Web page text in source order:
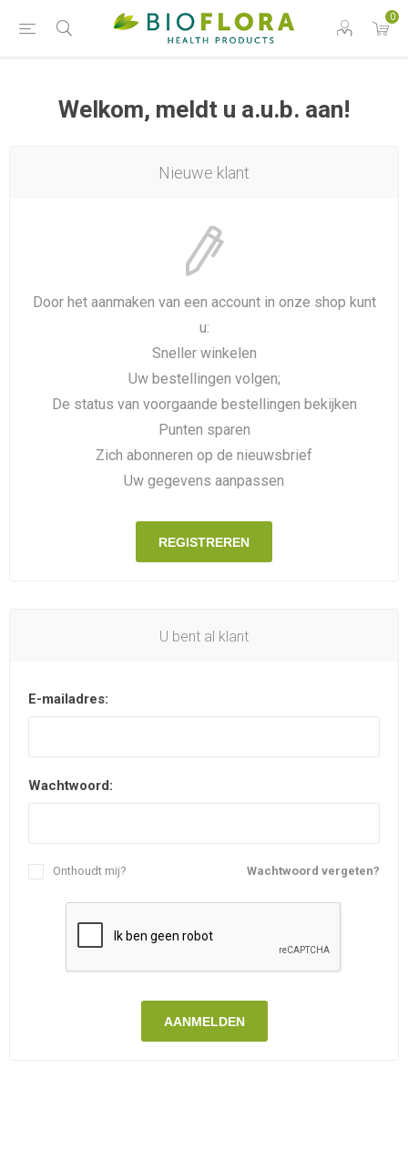
0
Welkom, meldt u a.u.b. aan!
Nieuwe klant
Door het aanmaken van een account in onze shop kunt
u:
Sneller winkelen
Uw bestellingen volgen;
De status van voorgaande bestellingen bekijken
Punten sparen
Zich abonneren op de nieuwsbrief
Uw gegevens aanpassen
REGISTREREN
U bent al klant
E-mailadres:
Wachtwoord:
Wachtwoord vergeten?
Onthoudt mij?
AANMELDEN